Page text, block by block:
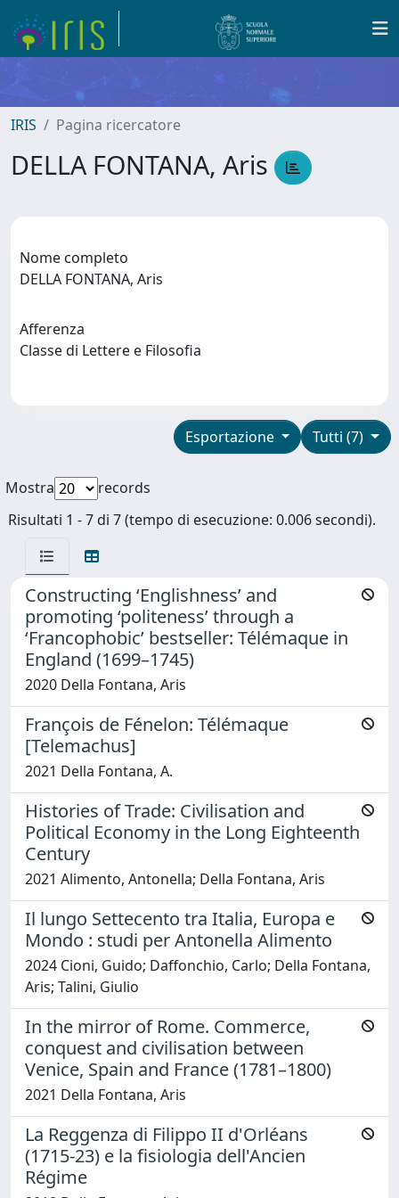
IRIS Pagina ricercatore
DELLA FONTANA, Aris
Nome completo
DELLA FONTANA, Aris
Afferenza
Classe di Lettere e Filosofia
Tutti (7)
Esportazione
Mostra
records
Risultati 1 - 7 di 7 (tempo di esecuzione: 0.006 secondi).
Constructing ‘Englishness’ and
promoting ‘politeness’ through a
‘Francophobic’ bestseller: Télémaque in
England (1699–1745)
2020 Della Fontana, Aris
François de Fénelon: Télémaque
[Telemachus]
2021 Della Fontana, A.
Histories of Trade: Civilisation and
Political Economy in the Long Eighteenth
Century
2021 Alimento, Antonella; Della Fontana, Aris
Il lungo Settecento tra Italia, Europa e
Mondo : studi per Antonella Alimento
2024 Cioni, Guido; Daffonchio, Carlo; Della Fontana,
Aris; Talini, Giulio
In the mirror of Rome. Commerce,
conquest and civilisation between
Venice, Spain and France (1781–1800)
2021 Della Fontana, Aris
La Reggenza di Filippo II d'Orléans
(1715-23) e la fisiologia dell'Ancien
Régime